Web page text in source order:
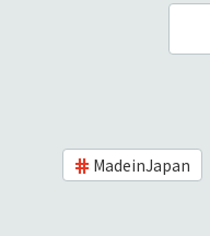
MadeinJapan